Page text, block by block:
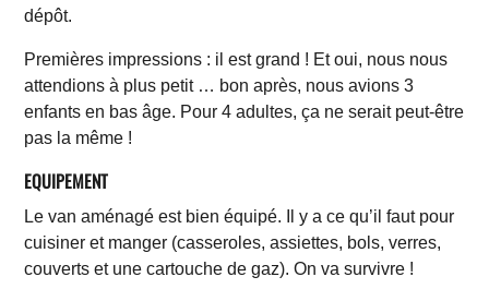
dépôt.
Premières impressions : il est grand ! Et oui, nous nous
attendions à plus petit … bon après, nous avions 3
enfants en bas âge. Pour 4 adultes, ça ne serait peut-être
pas la même !
EQUIPEMENT
Le van aménagé est bien équipé. Il y a ce qu’il faut pour
cuisiner et manger (casseroles, assiettes, bols, verres,
couverts et une cartouche de gaz). On va survivre !